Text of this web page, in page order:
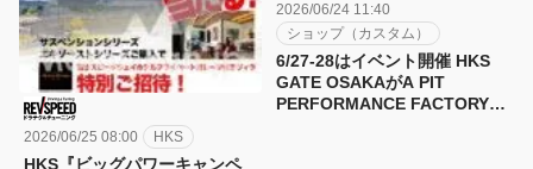
2026/06/25 08:00 HKS
HKS『ビッグパワーキャンペ
2026/06/24 11:40
ショップ（カスタム）
6/27-28はイベント開催 HKS
GATE OSAKAがA PIT
PERFORMANCE FACTORY